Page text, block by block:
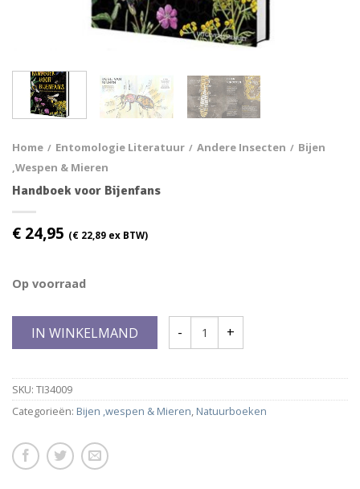
Home / Entomologie Literatuur / Andere Insecten / Bijen
,wespen & Mieren
Handboek voor Bijenfans
€ 24,95 (€ 22,89 ex BTW)
Op voorraad
IN WINKELMAND
SKU: TI34009
Categorieën: Bijen ,wespen & Mieren Natuurboeken